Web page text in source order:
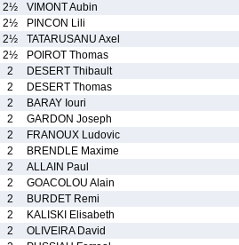
2½
VIMONT Aubin
2½
PINCON Lili
2½
TATARUSANU Axel
2½
POIROT Thomas
2
DESERT Thibault
2
DESERT Thomas
2
BARAY Iouri
2
GARDON Joseph
2
FRANOUX Ludovic
2
BRENDLE Maxime
2
ALLAIN Paul
2
GOACOLOU Alain
2
BURDET Remi
2
KALISKI Elisabeth
2
OLIVEIRA David